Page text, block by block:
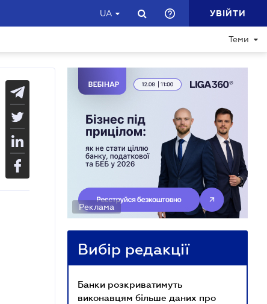
UA УВІЙТИ
Теми
Реклама
Вибір редакції
Банки розкриватимуть
виконавцям більше даних про